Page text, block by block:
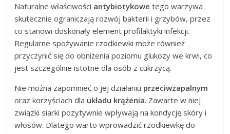
Naturalne właściwości antybiotykowe tego warzywa
skutecznie ograniczają rozwój bakterii i grzybów, przez
co stanowi doskonały element profilaktyki infekcji.
Regularne spożywanie rzodkiewki może również
przyczynić się do obniżenia poziomu glukozy we krwi, co
jest szczególnie istotne dla osób z cukrzycą.
Nie można zapomnieć o jej działaniu przeciwzapalnym
oraz korzyściach dla układu krążenia. Zawarte w niej
związki siarki pozytywnie wpływają na kondycję skóry i
włosów. Dlatego warto wprowadzić rzodkiewkę do